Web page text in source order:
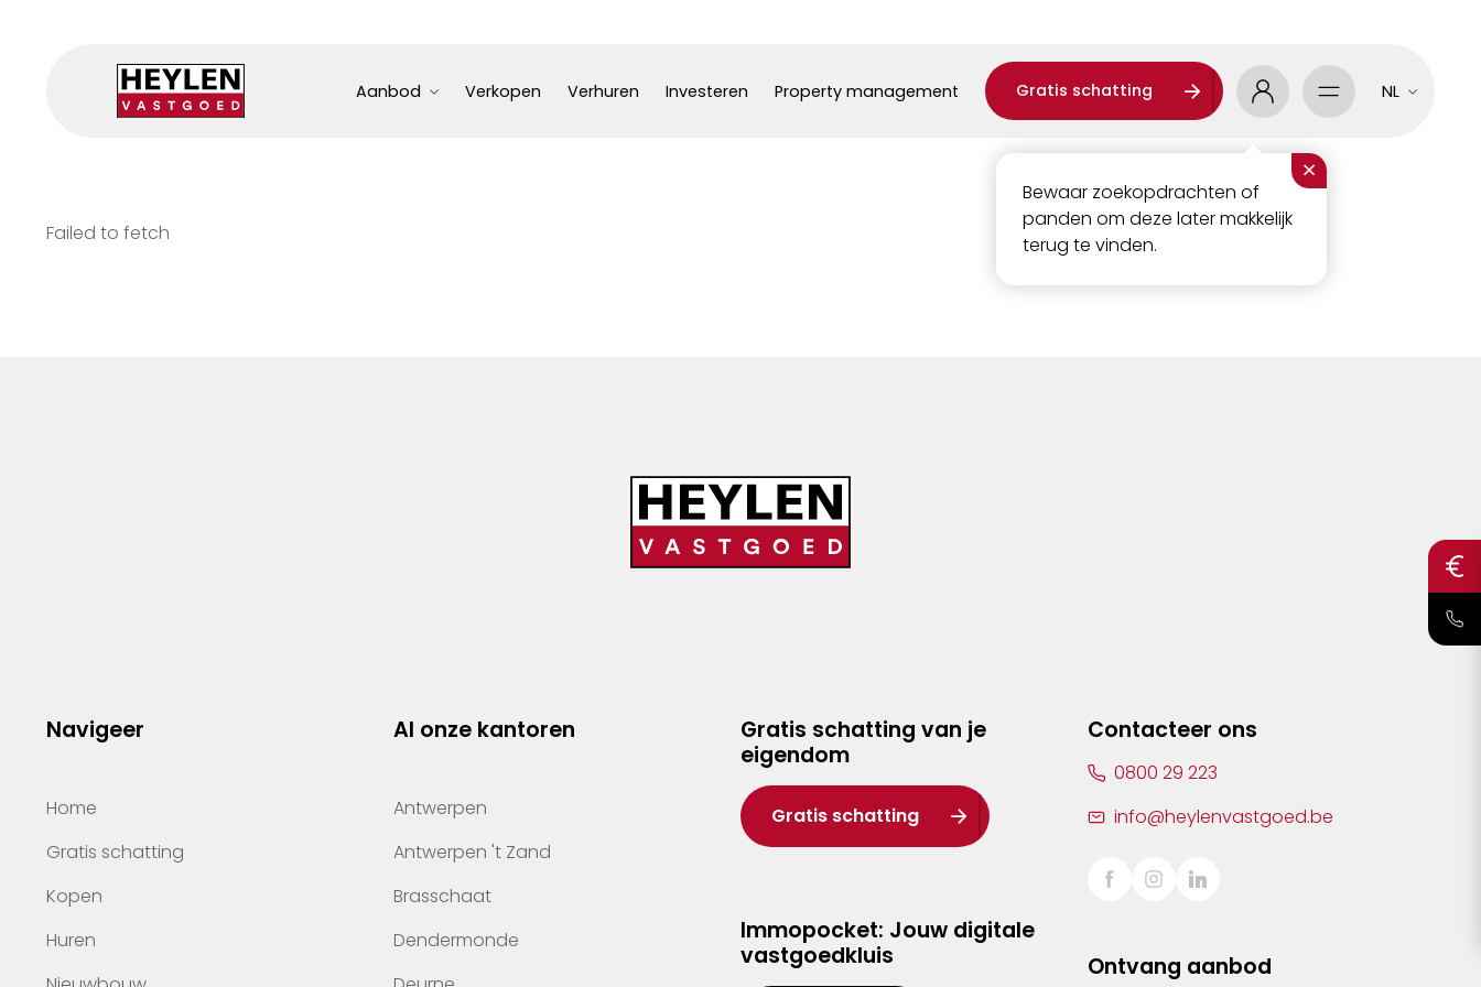
Aanbod Verkopen Verhuren Investeren Property management Gratis schatting
×
Bewaar zoekopdrachten of
panden om deze later makkelijk
terug te vinden.
NL
Failed to fetch
Navigeer
Home
Gratis schatting
Kopen
Huren
Al onze kantoren
Antwerpen
Antwerpen 't Zand
Brasschaat
Dendermonde
Gratis schatting van je
eigendom
Gratis schatting
Immopocket: Jouw digitale
vastgoedkluis
Contacteer ons
0800 29 223
info@heylenvastgoed.be
Ontvang aanbod